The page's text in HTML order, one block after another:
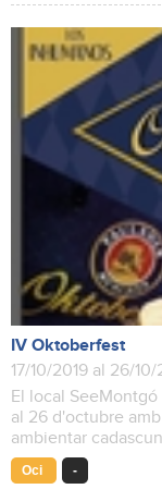
IV Oktoberfest
17/10/2019 al 26/10/
El local
al 26 d'octubre
ambientar
Oci -